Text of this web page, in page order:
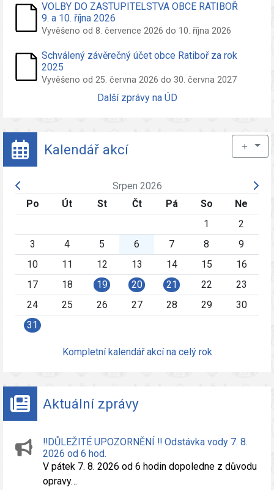
VOLBY DO ZASTUPITELSTVA OBCE RATIBOŘ
9. a 10. října 2026
Vyvěšeno od 8. července 2026 do 10. října 2026
Schválený závěrečný účet obce Ratiboř za rok
2025
Vyvěšeno od 25. června 2026 do 30. června 2027
Další zprávy na ÚD
Kalendář akcí ＋
Srpen 2026
Po
Út St Čt Pá So
Ne
1
2
3
4 5 6 7 8
9
10
11 12 13 14 15
16
17
18 19 20 21 22
23
24
25 26 27 28 29
30
31
Kompletní kalendář akcí na celý rok
Aktuální zprávy
‼️DŮLEŽITÉ UPOZORNĚNÍ ‼️ Odstávka vody 7. 8.
2026 od 6 hod.
V pátek 7. 8. 2026 od 6 hodin dopoledne z důvodu
opravy…